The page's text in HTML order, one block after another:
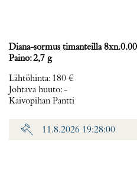
Diana-sormus timanteilla
Paino: 2,7 g
Lähtöhinta: 180 €
Johtava huuto:-
Kaivopihan Pantti
11.8.2026 19:28:00